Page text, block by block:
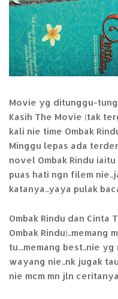
Movie yg ditunggu-
Kasih The Movie (tak
kali nie time Ombak
Minggu lepas ada
novel Ombak Rindu
puas hati ngn filem
katanya..yaya pulak
Ombak Rindu dan Cinta
Ombak
tu...memang best..nie
wayang nie..nk jugak
nie mcm mn jln